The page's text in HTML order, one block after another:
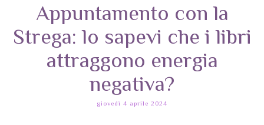
Appuntamento con la
Strega: lo sapevi che i libri
attraggono energia
negativa?
giovedì 4 aprile 2024